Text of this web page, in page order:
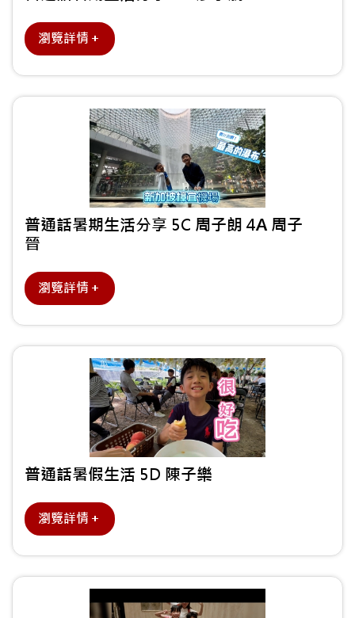
瀏覽詳情＋
普通話暑期生活分享 5C 周子朗 4A 周子
晉
瀏覽詳情＋
普通話暑假生活 5D 陳子樂
瀏覽詳情＋